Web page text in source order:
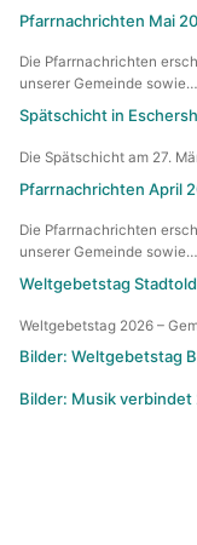
Pfarrnachrichten Mai
Die Pfarrnachrichten
unserer Gemeinde sowie…
Spätschicht in
Die Spätschicht am 27.
Pfarrnachrichten April
Die Pfarrnachrichten
unserer Gemeinde sowie…
Weltgebetstag
Weltgebetstag 2026 –
Bilder: Weltgebetstag
Bilder: Musik